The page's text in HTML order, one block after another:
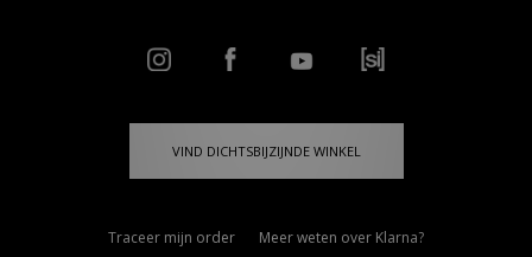
VIND DICHTSBIJZIJNDE WINKEL
Traceer mijn order
Meer weten over Klarna?